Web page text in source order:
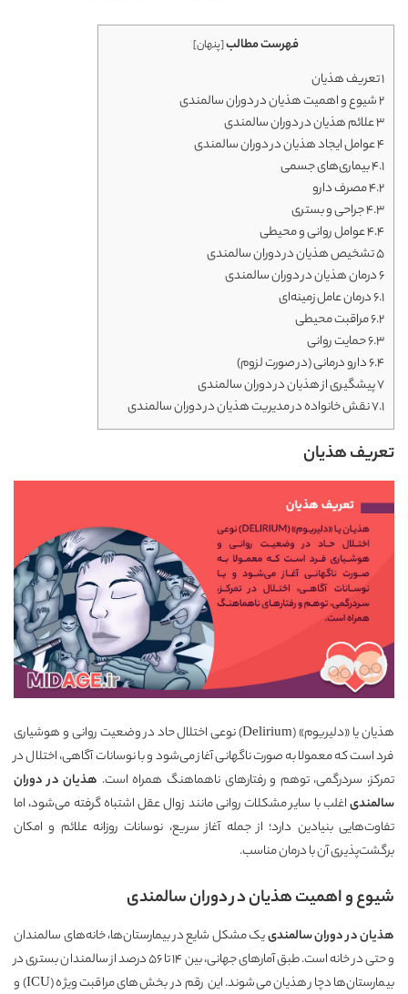
فهرست مطالب[پنهان]
1تعریف هذیان
2شیوع و اهمیت هذیان در دوران سالمندی
3علائم هذیان در دوران سالمندی
4عوامل ایجاد هذیان در دوران سالمندی
4.1بیماری‌های جسمی
4.2مصرف دارو
4.3جراحی و بستری
4.4عوامل روانی و محیطی
5تشخیص هذیان در دوران سالمندی
6درمان هذیان در دوران سالمندی
6.1درمان عامل زمینه‌ای
6.2مراقبت محیطی
6.3حمایت روانی
6.4دارو درمانی (در صورت لزوم)
7پیشگیری از هذیان در دوران سالمندی
7.1نقش خانواده در مدیریت هذیان در دوران سالمندی
تعریف هذیان
هذیان یا «دلیریوم» (Delirium) نوعی اختلال حاد در وضعیت روانی و هوشیاری
فرد است که معمولا به صورت ناگهانی آغاز می‌شود و با نوسانات آگاهی، اختلال در
تمرکز، سردرگمی، توهم و رفتارهای ناهماهنگ همراه است. هذیان در دوران
سالمندیاغلب با سایر مشکلات روانی مانند زوال عقل اشتباه گرفته می‌شود، اما
تفاوت‌هایی بنیادین دارد؛ از جمله آغاز سریع، نوسانات روزانه علائم و امکان
برگشت‌پذیری آن با درمان مناسب.
شیوع و اهمیت هذیان در دوران سالمندی
هذیان در دوران سالمندییک مشکل شایع در بیمارستان‌ها، خانه‌های سالمندان
و حتی در خانه است. طبق آمارهای جهانی، بین ۱۴ تا ۵۶ درصد از سالمندان بستری در
بیمارستان‌ها دچار هذیان می‌شوند. این رقم در بخش‌های مراقبت ویژه (ICU) و